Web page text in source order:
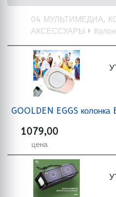
04 МУЛЬТИМЕДИА,
АКСЕССУАРЫ
GOOLDEN EGGS колонка
1079,00
цена